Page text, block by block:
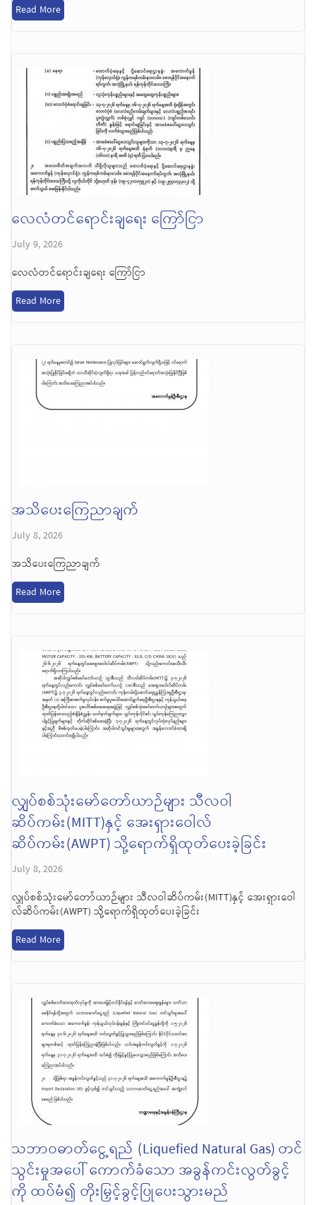
Read More
လေလံတင်ရောင်းချရေး ကြော်ငြာ
July 9, 2026
လေလံတင်ရောင်းချရေး ကြော်ငြာ
Read More
အသိပေးကြေညာချက်
July 8, 2026
အသိပေးကြေညာချက်
Read More
လျှပ်စစ်သုံးမော်တော်ယာဉ်များ သီလဝါ
ဆိပ်ကမ်း(MITT)နှင့် အေးရှားဝေါလ်
ဆိပ်ကမ်း(AWPT) သို့ရောက်ရှိထုတ်ပေးခဲ့ခြင်း
July 8, 2026
လျှပ်စစ်သုံးမော်တော်ယာဉ်များ သီလဝါဆိပ်ကမ်း(MITT)နှင့် အေးရှားဝေါ
လ်ဆိပ်ကမ်း(AWPT) သို့ရောက်ရှိထုတ်ပေးခဲ့ခြင်း
Read More
သဘာဝဓာတ်ငွေ့ရည် (Liquefied Natural Gas) တင်
သွင်းမှုအပေါ် ကောက်ခံသော အခွန်ကင်းလွတ်ခွင့်
ကို ထပ်မံ၍ တိုးမြှင့်ခွင့်ပြုပေးသွားမည်